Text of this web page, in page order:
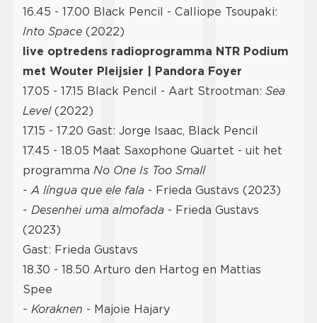
16.45 - 17.00 Black Pencil - Calliope Tsoupaki:
Into Space (2022)
live optredens radioprogramma NTR Podium
met Wouter Pleijsier | Pandora Foyer
17.05 - 17.15 Black Pencil - Aart Strootman: Sea
Level (2022)
17.15 - 17.20 Gast: Jorge Isaac, Black Pencil
17.45 - 18.05 Maat Saxophone Quartet - uit het
programma No One Is Too Small
- A língua que ele fala - Frieda Gustavs (2023)
- Desenhei uma almofada - Frieda Gustavs
(2023)
Gast: Frieda Gustavs
18.30 - 18.50 Arturo den Hartog en Mattias
Spee
- Koraknen - Majoie Hajary